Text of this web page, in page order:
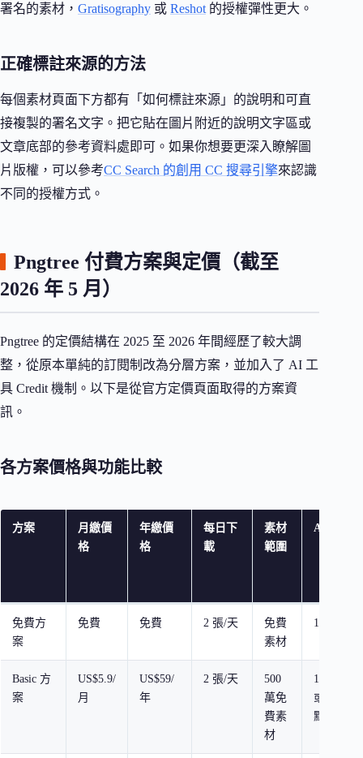
署名的素材， Gratisography 或 Reshot 的授權彈性更大。
正確標註來源的方法
每個素材頁面下方都有「如何標註來源」的說明和可直
接複製的署名文字。把它貼在圖片附近的說明文字區或
文章底部的參考資料處即可。如果你想要更深入瞭解圖
片版權，可以參考CC Search 的創用 CC 搜尋引擎來認識
不同的授權方式。
Pngtree 付費方案與定價（截至
2026 年 5 月）
Pngtree 的定價結構在 2025 至 2026 年間經歷了較大調
整，從原本單純的訂閱制改為分層方案，並加入了 AI 工
具 Credit 機制。以下是從官方定價頁面取得的方案資
訊。
各方案價格與功能比較
方案
月繳價
格
年繳價
格
每日下
載
素材
範圍
AI
免費方
案
免費 免費 2 張/天
免費
素材
1 點/天
Basic 方
案
US$5.9/
月
US$59/
年
2 張/天
500
萬免
費素
材
100 點/月
或 1,200
點/年